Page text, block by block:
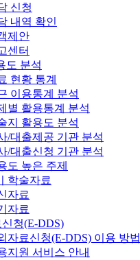
신청
내역 확인
제안
센터
도 분석
현황 통계
이용통계 분석
별 활용통계 분석
지 활용도 분석
/대출제공 기관 분석
/대출신청 기관 분석
도 높은 주제
학술자료
자료
자료
청(E-DDS)
자료신청(E-DDS) 이용 방법
지원 서비스 안내